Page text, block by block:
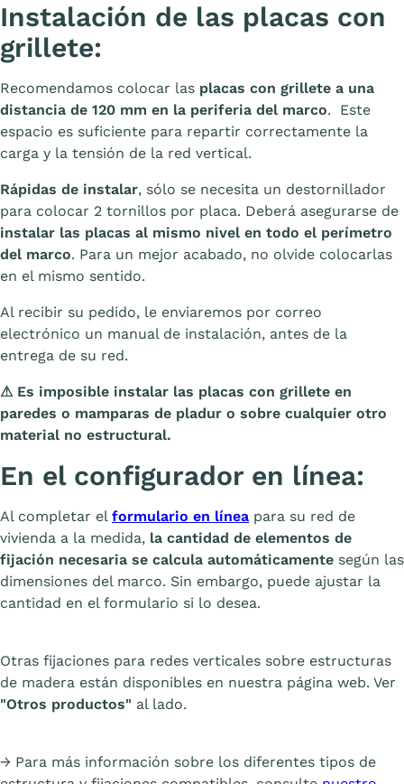
Instalación de las placas con
grillete:
Recomendamos colocar las placas con grillete a una
distancia de 120 mm en la periferia del marco. Este
espacio es suficiente para repartir correctamente la
carga y la tensión de la red vertical.
Rápidas de instalar, sólo se necesita un destornillador
para colocar 2 tornillos por placa. Deberá asegurarse de
instalar las placas al mismo nivel en todo el perímetro
del marco. Para un mejor acabado, no olvide colocarlas
en el mismo sentido.
Al recibir su pedido, le enviaremos por correo
electrónico un manual de instalación, antes de la
entrega de su red.
⚠Es imposible instalar las placas con grillete en
paredes o mamparas de pladur o sobre cualquier otro
material no estructural.
En el configurador en línea:
Al completar el formulario en línea para su red de
vivienda a la medida, la cantidad de elementos de
fijación necesaria se calcula automáticamente según las
dimensiones del marco. Sin embargo, puede ajustar la
cantidad en el formulario si lo desea.
Otras fijaciones para redes verticales sobre estructuras
de madera están disponibles en nuestra página web. Ver
"Otros productos" al lado.
→ Para más información sobre los diferentes tipos de